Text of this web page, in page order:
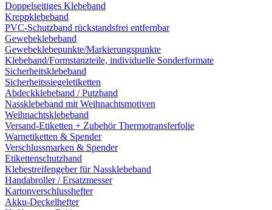
Doppelseitiges Klebeband
Kreppklebeband
PVC-Schutzband rückstandsfrei entfernbar
Gewebeklebeband
Gewebeklebepunkte/Markierungspunkte
Klebeband/Formstanzteile, individuelle Sonderformate
Sicherheitsklebeband
Sicherheitssiegeletiketten
Abdeckklebeband / Putzband
Nassklebeband mit Weihnachtsmotiven
Weihnachtsklebeband
Versand-Etiketten + Zubehör Thermotransferfolie
Warnetiketten & Spender
Verschlussmarken & Spender
Etikettenschutzband
Klebestreifengeber für Nassklebeband
Handabroller / Ersatzmesser
Kartonverschlusshefter
Akku-Deckelhefter